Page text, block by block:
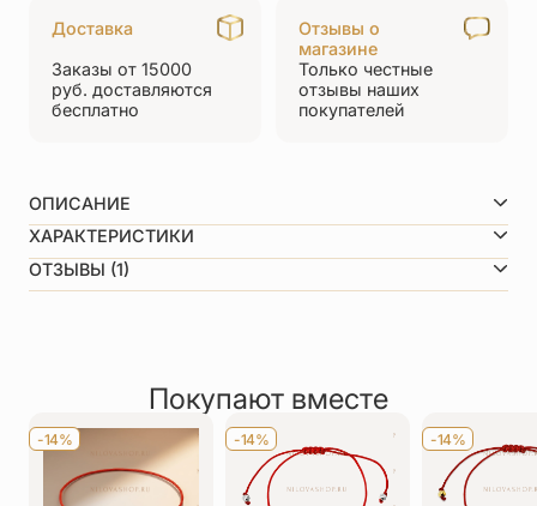
Браслет
красная
нить
Доставка
Заказы от 15000
руб. доставляются
бесплатно
Отзывы о
магазине
Только честные
отзывы наших
покупателей
ОПИСАНИЕ
Превосходная работа наших мастеров! Объёмный
ангел, которым хочется любоваться долго.
Техника миниатюрного рельефа
ХАРАКТЕРИСТИКИ
Цвет
нити
Бежевый, Белый, Бирюзовый, Голубой, Зеленый,
ОТЗЫВЫ (1)
Оставить отзыв
Телефон*
Покупают вместе
-14% -14% -14%